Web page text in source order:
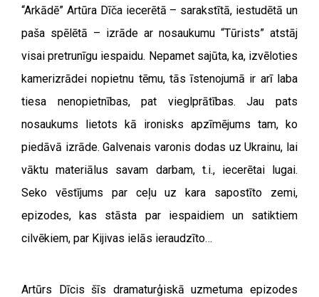
“Arkādē” Artūra Dīča iecerētā – sarakstītā, iestudētā un
paša spēlētā – izrāde ar nosaukumu “Tūrists” atstāj
visai pretrunīgu iespaidu. Nepamet sajūta, ka, izvēloties
kamerizrādei nopietnu tēmu, tās īstenojumā ir arī laba
tiesa nenopietnības, pat vieglprātības. Jau pats
nosaukums lietots kā ironisks apzīmējums tam, ko
piedāvā izrāde. Galvenais varonis dodas uz Ukrainu, lai
vāktu materiālus savam darbam, t.i., iecerētai lugai.
Seko vēstījums par ceļu uz kara sapostīto zemi,
epizodes, kas stāsta par iespaidiem un satiktiem
cilvēkiem, par Kijivas ielās ieraudzīto…
Artūrs Dīcis šīs dramaturģiskā uzmetuma epizodes